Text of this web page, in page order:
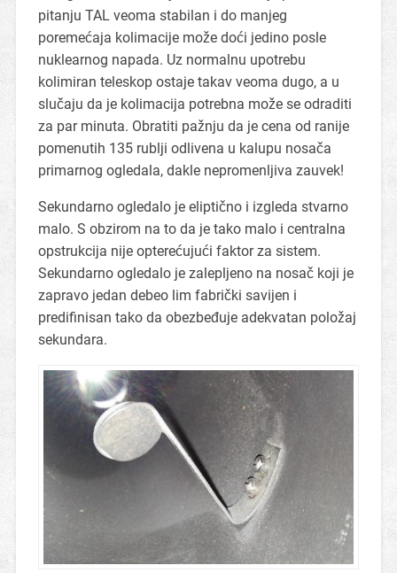
pitanju TAL veoma stabilan i do manjeg
poremećaja kolimacije može doći jedino posle
nuklearnog napada. Uz normalnu upotrebu
kolimiran teleskop ostaje takav veoma dugo, a u
slučaju da je kolimacija potrebna može se odraditi
za par minuta. Obratiti pažnju da je cena od ranije
pomenutih 135 rublji odlivena u kalupu nosača
primarnog ogledala, dakle nepromenljiva zauvek!
Sekundarno ogledalo je eliptično i izgleda stvarno
malo. S obzirom na to da je tako malo i centralna
opstrukcija nije opterećujući faktor za sistem.
Sekundarno ogledalo je zalepljeno na nosač koji je
zapravo jedan debeo lim fabrički savijen i
predifinisan tako da obezbeđuje adekvatan položaj
sekundara.